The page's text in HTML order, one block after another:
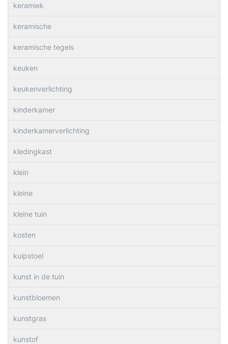
keramiek
keramische
keramische tegels
keuken
keukenverlichting
kinderkamer
kinderkamerverlichting
kledingkast
klein
kleine
kleine tuin
kosten
kuipstoel
kunst in de tuin
kunstbloemen
kunstgras
kunstof